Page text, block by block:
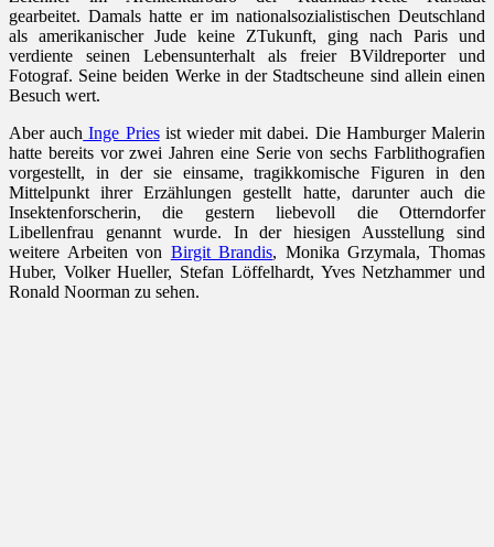
gearbeitet. Damals hatte er im nationalsozialistischen Deutschland
als amerikanischer Jude keine ZTukunft, ging nach Paris und
verdiente seinen Lebensunterhalt als freier BVildreporter und
Fotograf. Seine beiden Werke in der Stadtscheune sind allein einen
Besuch wert.
Aber auch Inge Priesist wieder mit dabei. Die Hamburger Malerin
hatte bereits vor zwei Jahren eine Serie von sechs Farblithografien
vorgestellt, in der sie einsame, tragikkomische Figuren in den
Mittelpunkt ihrer Erzählungen gestellt hatte, darunter auch die
Insektenforscherin, die gestern liebevoll die Otterndorfer
Libellenfrau genannt wurde. In der hiesigen Ausstellung sind
weitere Arbeiten von Birgit Brandis, Monika Grzymala, Thomas
Huber, Volker Hueller, Stefan Löffelhardt, Yves Netzhammer und
Ronald Noorman zu sehen.